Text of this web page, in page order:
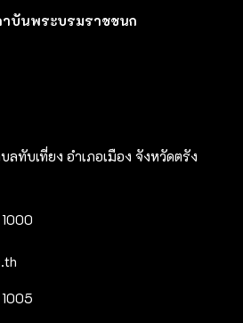
บันพระบรมราชชนก
ทับเที่ยง อำเภอเมือง จังหวัดตรัง